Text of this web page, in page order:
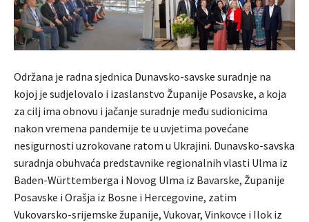
Održana je radna sjednica Dunavsko-savske suradnje na
kojoj je sudjelovalo i izaslanstvo Županije Posavske, a koja
za cilj ima obnovu i jačanje suradnje među sudionicima
nakon vremena pandemije te u uvjetima povećane
nesigurnosti uzrokovane ratom u Ukrajini. Dunavsko-savska
suradnja obuhvaća predstavnike regionalnih vlasti Ulma iz
Baden-Württemberga i Novog Ulma iz Bavarske, Županije
Posavske i Orašja iz Bosne i Hercegovine, zatim
Vukovarsko-srijemske županije, Vukovar, Vinkovce i Ilok iz